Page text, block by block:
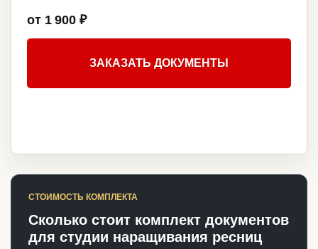
от 1 900 ₽
ЗАКАЗАТЬ ДОКУМЕНТЫ
СТОИМОСТЬ КОМПЛЕКТА
Сколько стоит комплект документов
для студии наращивания ресниц